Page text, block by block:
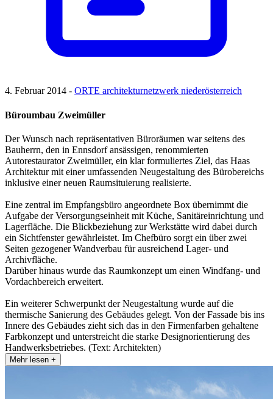
4. Februar 2014 - ORTE architekturnetzwerk niederösterreich
Büroumbau Zweimüller
Der Wunsch nach repräsentativen Büroräumen war seitens des
Bauherrn, den in Ennsdorf ansässigen, renommierten
Autorestaurator Zweimüller, ein klar formuliertes Ziel, das Haas
Architektur mit einer umfassenden Neugestaltung des Bürobereichs
inklusive einer neuen Raumsituierung realisierte.
Eine zentral im Empfangsbüro angeordnete Box übernimmt die
Aufgabe der Versorgungseinheit mit Küche, Sanitäreinrichtung und
Lagerfläche. Die Blickbeziehung zur Werkstätte wird dabei durch
ein Sichtfenster gewährleistet. Im Chefbüro sorgt ein über zwei
Seiten gezogener Wandverbau für ausreichend Lager- und
Archivfläche.
Darüber hinaus wurde das Raumkonzept um einen Windfang- und
Vordachbereich erweitert.
Ein weiterer Schwerpunkt der Neugestaltung wurde auf die
thermische Sanierung des Gebäudes gelegt. Von der Fassade bis ins
Innere des Gebäudes zieht sich das in den Firmenfarben gehaltene
Farbkonzept und unterstreicht die starke Designorientierung des
Handwerksbetriebes. (Text: Architekten)
Mehr lesen +